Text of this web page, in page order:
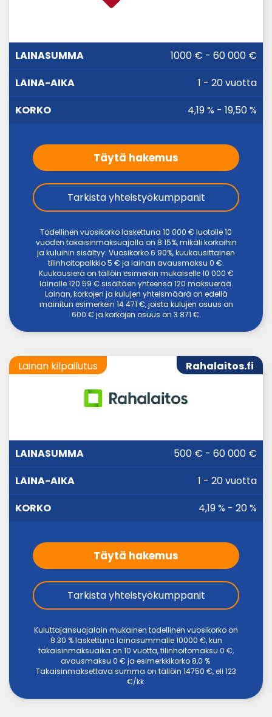
LAINASUMMA KORKO1000 € - 60 000 €
1 - 20 vuotta
4,19 % - 19,50 %
Täytä hakemus
Tarkista yhteistyökumppanit
Todellinen vuosikorko laskettuna 10 000 € luotolle 10
vuoden takaisinmaksuajalla on 8.15%, mikäli korkoihin
ja kuluihin sisältyy: Vuosikorko 6.90%, kuukausittainen
tilinhoitopalkkio 5 € ja lainan avausmaksu 0 €.
Kuukausierä on tällöin esimerkin mukaiselle 10 000 €
lainalle 120.59 € sisältäen yhteensä 120 maksuerää.
Lainan, korkojen ja kulujen yhteismäärä on edellä
mainitun esimerkein 14 471 €, joista kulujen osuus on
600 € ja korkojen osuus on 3 871 €.
Rahalaitos.fi
Lainan kilpailutus
LAINASUMMA KORKO500 € - 60 000 €
1 - 20 vuotta
4,19 % - 20 %
Täytä hakemus
Tarkista yhteistyökumppanit
Kuluttajansuojalain mukainen todellinen vuosikorko on
8.30 % laskettuna lainasummalle 10000 €, kun
takaisinmaksuaika on 10 vuotta, tilinhoitomaksu 0 €,
avausmaksu 0 € ja esimerkkikorko 8,0 %.
Takaisinmaksettava summa on tällöin 14750 €, eli 123
€/kk.